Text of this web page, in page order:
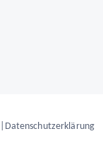
Datenschutzerklärung